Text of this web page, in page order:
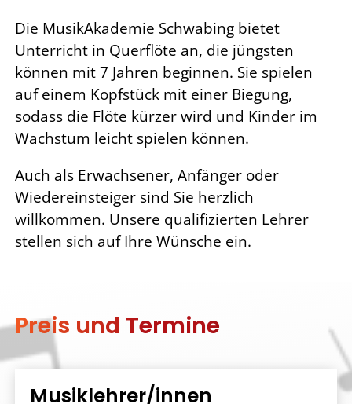
Die MusikAkademie Schwabing bietet
Unterricht in Querflöte an, die jüngsten
können mit 7 Jahren beginnen. Sie spielen
auf einem Kopfstück mit einer Biegung,
sodass die Flöte kürzer wird und Kinder im
Wachstum leicht spielen können.
Auch als Erwachsener, Anfänger oder
Wiedereinsteiger sind Sie herzlich
willkommen. Unsere qualifizierten Lehrer
stellen sich auf Ihre Wünsche ein.
Preis und Termine
Musiklehrer/innen